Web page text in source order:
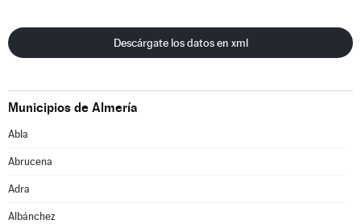
Descárgate los datos en xml
Municipios de Almería
Abla
Abrucena
Adra
Albánchez